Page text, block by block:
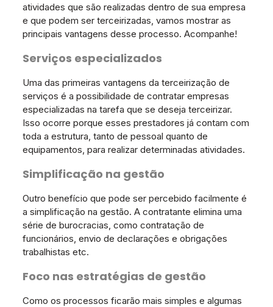
atividades que são realizadas dentro de sua empresa
e que podem ser terceirizadas, vamos mostrar as
principais vantagens desse processo. Acompanhe!
Serviços especializados
Uma das primeiras vantagens da terceirização de
serviços é a possibilidade de contratar empresas
especializadas na tarefa que se deseja terceirizar.
Isso ocorre porque esses prestadores já contam com
toda a estrutura, tanto de pessoal quanto de
equipamentos, para realizar determinadas atividades.
Simplificação na gestão
Outro benefício que pode ser percebido facilmente é
a simplificação na gestão. A contratante elimina uma
série de burocracias, como contratação de
funcionários, envio de declarações e obrigações
trabalhistas etc.
Foco nas estratégias de gestão
Como os processos ficarão mais simples e algumas